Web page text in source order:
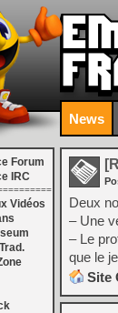
News
Forum
IRC
Vidéos
Deux
– Une
– Le
que le
Site